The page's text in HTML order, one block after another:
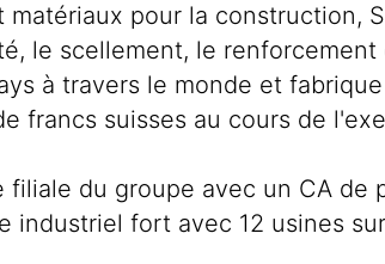
matériaux pour la construction,
le scellement, le
à travers le monde et
francs suisses au cours de
filiale du groupe avec un CA
industriel fort avec 12 usines